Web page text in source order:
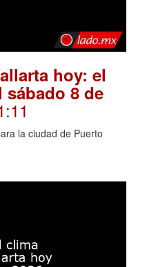
hoy: el
8 de
la ciudad de Puerto